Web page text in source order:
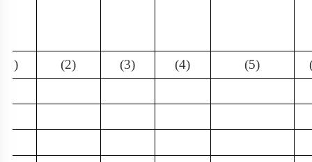
(1) (2) (3) (4) (5)